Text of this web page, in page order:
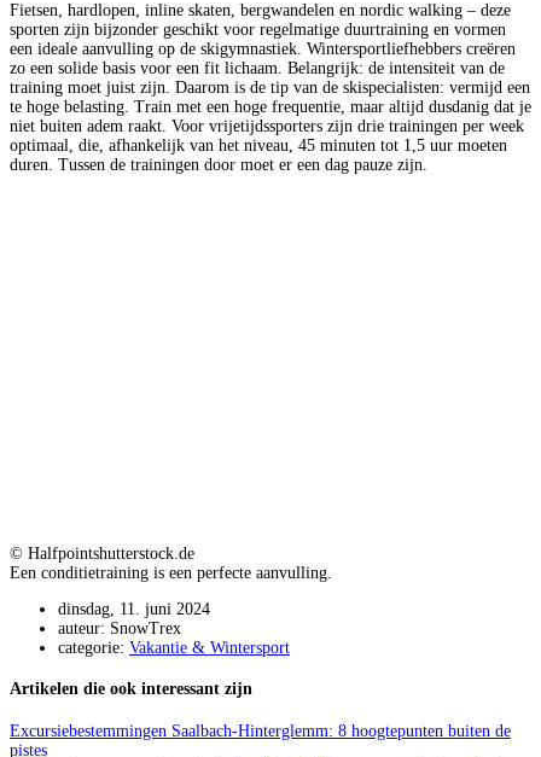
Fietsen, hardlopen, inline skaten, bergwandelen en nordic walking – deze
sporten zijn bijzonder geschikt voor regelmatige duurtraining en vormen
een ideale aanvulling op de skigymnastiek. Wintersportliefhebbers creëren
zo een solide basis voor een fit lichaam. Belangrijk: de intensiteit van de
training moet juist zijn. Daarom is de tip van de skispecialisten: vermijd een
te hoge belasting. Train met een hoge frequentie, maar altijd dusdanig dat je
niet buiten adem raakt. Voor vrijetijdssporters zijn drie trainingen per week
optimaal, die, afhankelijk van het niveau, 45 minuten tot 1,5 uur moeten
duren. Tussen de trainingen door moet er een dag pauze zijn.
© Halfpointshutterstock.de
Een conditietraining is een perfecte aanvulling.
dinsdag, 11. juni 2024
auteur: SnowTrex
categorie: Vakantie & Wintersport
Artikelen die ook interessant zijn
Excursiebestemmingen Saalbach-Hinterglemm: 8 hoogtepunten buiten de
pistes